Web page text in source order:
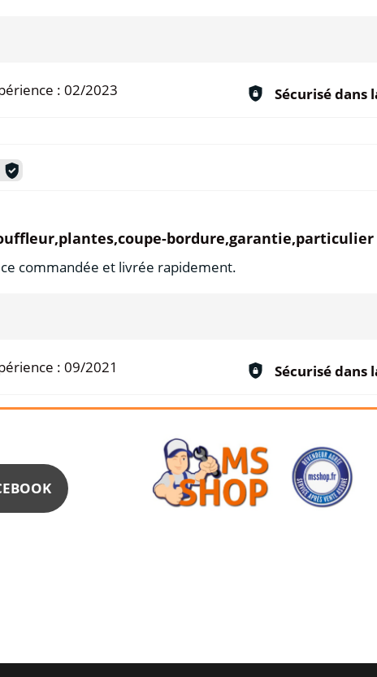
: 02/2023 Sécurisé dans
souffleur,plantes,coupe-bordure,garantie,particulier
commandée et livrée rapidement.
: 09/2021 Sécurisé dans